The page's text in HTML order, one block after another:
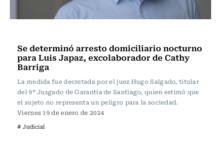
Se determinó arresto domiciliario nocturno
para Luis Japaz, excolaborador de Cathy
Barriga
La medida fue decretada por el juez Hugo Salgado, titular
del 9° Juzgado de Garantía de Santiago, quien estimó que
el sujeto no representa un peligro para la sociedad.
Viernes 19 de enero de 2024
# Judicial